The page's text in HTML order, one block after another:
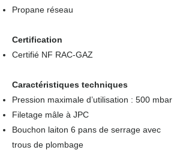
Propane réseau
Certification
Certifié NF RAC-GAZ
Caractéristiques techniques
Pression maximale d’utilisation : 500 mbar
Filetage mâle à JPC
Bouchon laiton 6 pans de serrage avec
trous de plombage